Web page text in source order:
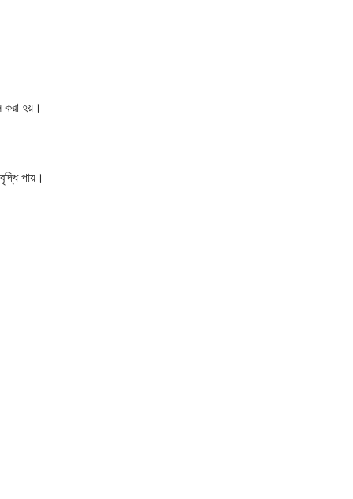
করা হয়।
পায়।